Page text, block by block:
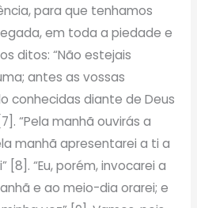
para que tenhamos
em toda a piedade e
ditos: “Não estejais
antes as vossas
conhecidas diante de Deus
“Pela manhã ouvirás a
manhã apresentarei a ti a
[8]. “Eu, porém, invocarei a
e ao meio-dia orarei; e